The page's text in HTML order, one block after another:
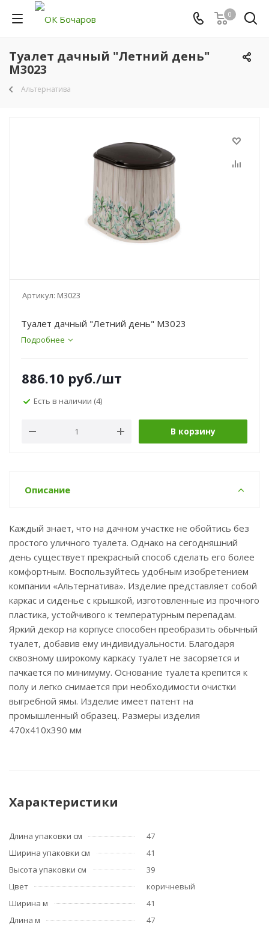
0
Туалет дачный "Летний день"
М3023
Альтернатива
Артикул: М3023
Туалет дачный "Летний день" М3023
Подробнее
886.10 руб./шт
Есть в наличии (4)
В корзину
Описание
Каждый знает, что на дачном участке не обойтись без
простого уличного туалета. Однако на сегодняшний
день существует прекрасный способ сделать его более
комфортным. Воспользуйтесь удобным изобретением
компании «Альтернатива». Изделие представляет собой
каркас и сиденье с крышкой, изготовленные из прочного
пластика, устойчивого к температурным перепадам.
Яркий декор на корпусе способен преобразить обычный
туалет, добавив ему индивидуальности. Благодаря
сквозному широкому каркасу туалет не засоряется и
пачкается по минимуму. Основание туалета крепится к
полу и легко снимается при необходимости очистки
выгребной ямы. Изделие имеет патент на
промышленный образец. Размеры изделия
470х410х390 мм
Характеристики
Длина упаковки см
47
Ширина упаковки см
41
Высота упаковки см
39
Цвет
коричневый
Ширина м
41
Длина м
47